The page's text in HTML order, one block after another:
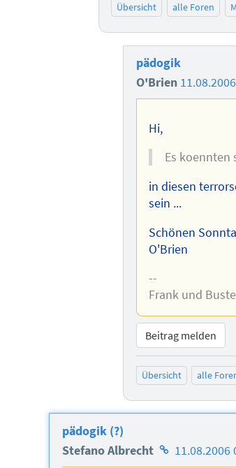
Übersicht alle Foren
pädogik
O'Brien
Hi,
Es koennten
in diesen
sein ...
Schönen
O'Brien
--
Frank und
Beitrag melden
Übersicht alle
pädogik (?)
Stefano Albrecht Homepage
11.08.2006